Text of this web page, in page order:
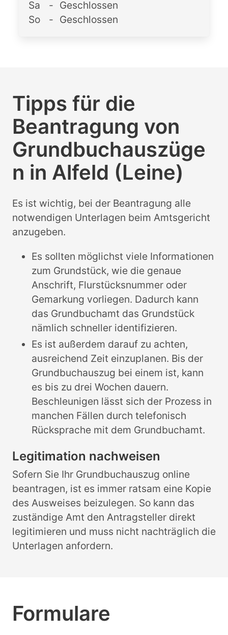
Sa - Geschlossen
So
- Geschlossen
Tipps für die
Beantragung von
Grundbuchauszüge
n in Alfeld (Leine)
Es ist wichtig, bei der Beantragung alle
notwendigen Unterlagen beim Amtsgericht
anzugeben.
Es sollten möglichst viele Informationen
zum Grundstück, wie die genaue
Anschrift, Flurstücksnummer oder
Gemarkung vorliegen. Dadurch kann
das Grundbuchamt das Grundstück
nämlich schneller identifizieren.
Es ist außerdem darauf zu achten,
ausreichend Zeit einzuplanen. Bis der
Grundbuchauszug bei einem ist, kann
es bis zu drei Wochen dauern.
Beschleunigen lässt sich der Prozess in
manchen Fällen durch telefonisch
Rücksprache mit dem Grundbuchamt.
Legitimation nachweisen
Sofern Sie Ihr Grundbuchauszug online
beantragen, ist es immer ratsam eine Kopie
des Ausweises beizulegen. So kann das
zuständige Amt den Antragsteller direkt
legitimieren und muss nicht nachträglich die
Unterlagen anfordern.
Formulare